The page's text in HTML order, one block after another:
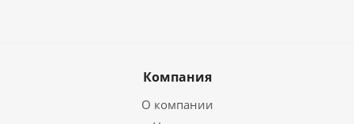
Компания
О компании